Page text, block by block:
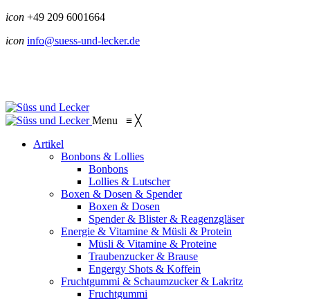
icon +49 209 6001664
icon info@suess-und-lecker.de
Menu ≡ ╳
Artikel
Bonbons & Lollies
Bonbons
Lollies & Lutscher
Boxen & Dosen & Spender
Boxen & Dosen
Spender & Blister & Reagenzgläser
Energie & Vitamine & Müsli & Protein
Müsli & Vitamine & Proteine
Traubenzucker & Brause
Engergy Shots & Koffein
Fruchtgummi & Schaumzucker & Lakritz
Fruchtgummi